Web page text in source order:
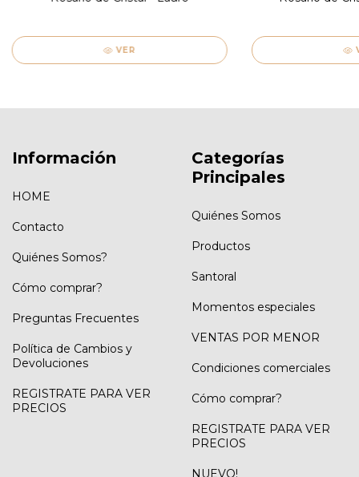
VER
Información
HOME
Contacto
Quiénes Somos?
Cómo comprar?
Preguntas Frecuentes
Política de Cambios y
Devoluciones
REGISTRATE PARA VER
PRECIOS
Categorías
Principales
Quiénes Somos
Productos
Santoral
Momentos especiales
VENTAS POR MENOR
Condiciones comerciales
Cómo comprar?
REGISTRATE PARA VER
PRECIOS
NUEVO!